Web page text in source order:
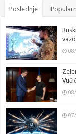
Poslednje